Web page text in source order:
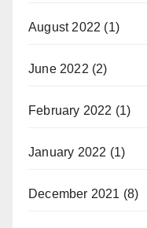
August 2022 (1)
June 2022 (2)
February 2022 (1)
January 2022 (1)
December 2021 (8)